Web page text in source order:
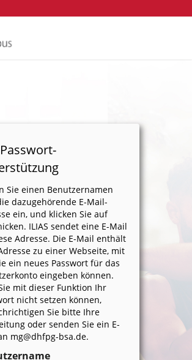
Passwort-
Sie einen Benutzernamen
dazugehörende E-Mail-
ein, und klicken Sie auf
ILIAS sendet eine E-Mail
Adresse. Die E-Mail enthält
zu einer Webseite, mit
ein neues Passwort für das
eingeben können.
mit dieser Funktion Ihr
nicht setzen können,
Sie bitte Ihre
oder senden Sie ein E-
mg@dhfpg-bsa.de.